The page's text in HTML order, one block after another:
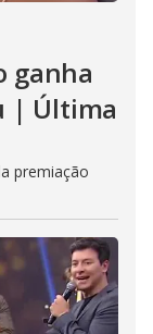
ganha
| Última
premiação